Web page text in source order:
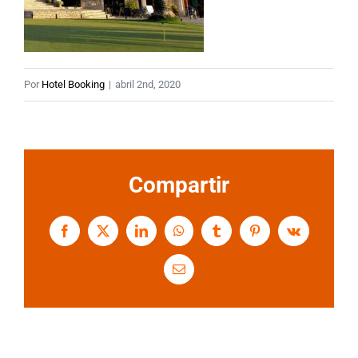
Por Hotel Booking | abril 2nd, 2020
Compartir
Facebook
X LinkedInWhatsAppTumblr PinterestVk
Correo
electrónico